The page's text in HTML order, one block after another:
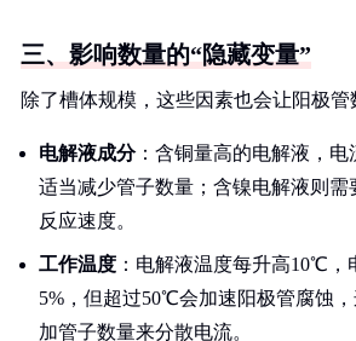
三、影响数量的“隐藏变量”
除了槽体规模，这些因素也会让阳极管
电解液成分：含铜量高的电解液，电
适当减少管子数量；含镍电解液则需
反应速度。
工作温度 ：电解液温度每升高10℃，
5%，但超过50℃会加速阳极管腐蚀
加管子数量来分散电流。